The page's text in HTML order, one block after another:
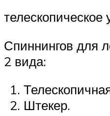
Спиннингов для
2 вида:
Штекер.